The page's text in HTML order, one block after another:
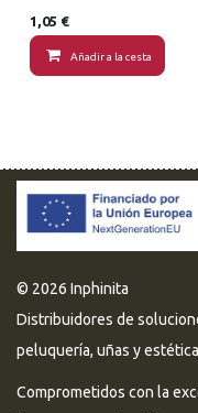
1,05 €
Añadir a la cesta
© 2026 Inphinita
Distribuidores de
peluquería, uñas y
Comprometidos con la